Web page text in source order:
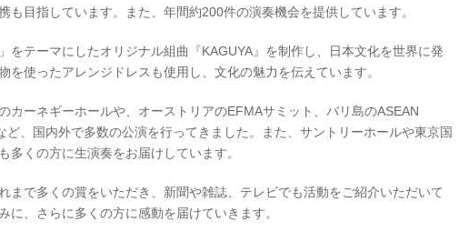
も目指しています。また、年間約200件の演奏機会を提供しています。
をテーマにしたオリジナル組曲『KAGUYA』を制作し、日本文化を世界に発
を使ったアレンジドレスも使用し、文化の魅力を伝えています。
カーネギーホールや、オーストリアのEFMAサミット、バリ島のASEAN
ど、国内外で多数の公演を行ってきました。また、サントリーホールや東京国
多くの方に生演奏をお届けしています。
まで多くの賞をいただき、新聞や雑誌、テレビでも活動をご紹介いただいて
に、さらに多くの方に感動を届けていきます。